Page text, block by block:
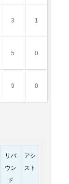
3 1
5 0
9 0
リバ
ウン
ド
アシ
スト